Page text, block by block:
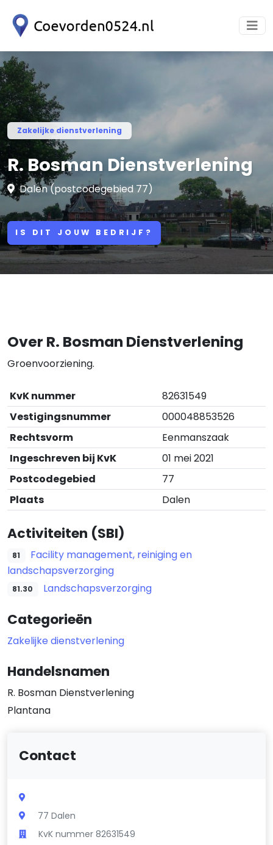
Zakelijke dienstverlening
R. Bosman Dienstverlening
Dalen (postcodegebied 77)
IS DIT JOUW BEDRIJF?
Over R. Bosman Dienstverlening
Groenvoorziening.
KvK nummer
82631549
Vestigingsnummer
000048853526
Rechtsvorm
Eenmanszaak
Ingeschreven bij KvK
01 mei 2021
Postcodegebied
77
Plaats
Dalen
Activiteiten (SBI)
81
Facility management, reiniging en
landschapsverzorging
81.30 Landschapsverzorging
Categorieën
Zakelijke dienstverlening
Handelsnamen
R. Bosman Dienstverlening
Plantana
Contact
77 Dalen
KvK nummer 82631549